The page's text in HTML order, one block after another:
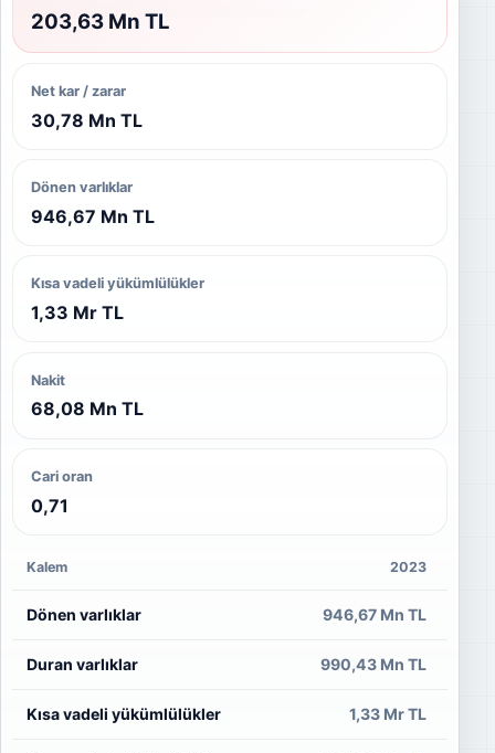
203,63 Mn TL
Net kar / zarar
30,78 Mn TL
Dönen varlıklar
946,67 Mn TL
Kısa vadeli yükümlülükler
1,33 Mr TL
Nakit
68,08 Mn TL
Cari oran
0,71
Kalem 2023
Dönen varlıklar 946,67 Mn TL
Duran varlıklar 990,43 Mn TL
Kısa vadeli yükümlülükler 1,33 Mr TL